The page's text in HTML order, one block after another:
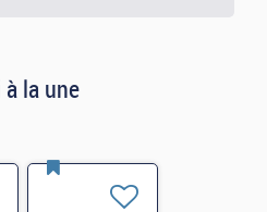
la une